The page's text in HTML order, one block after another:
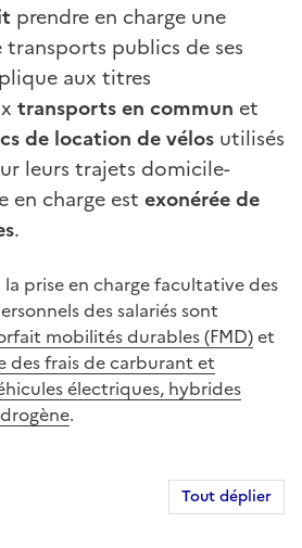
prendre en charge une
publics de ses
aux titres
transports en commun et
de location de vélos utilisés
leurs trajets domicile-
en charge est exonérée de
.
la prise en charge facultative des
des salariés sont
mobilités durables (FMD)et
des frais de carburant et
électriques, hybrides
.
Tout déplier